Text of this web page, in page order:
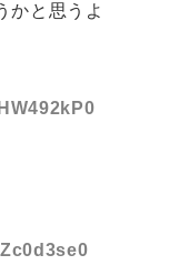
かと思うよ